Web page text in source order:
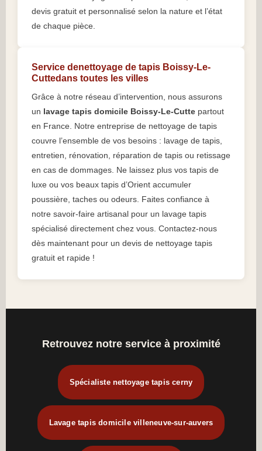
devis gratuit et personnalisé selon la nature et l’état
de chaque pièce.
Service denettoyage de tapis Boissy-Le-
Cuttedans toutes les villes
Grâce à notre réseau d’intervention, nous assurons
un lavage tapis domicile Boissy-Le-Cutte partout
en France. Notre entreprise de nettoyage de tapis
couvre l’ensemble de vos besoins : lavage de tapis,
entretien, rénovation, réparation de tapis ou retissage
en cas de dommages. Ne laissez plus vos tapis de
luxe ou vos beaux tapis d’Orient accumuler
poussière, taches ou odeurs. Faites confiance à
notre savoir-faire artisanal pour un lavage tapis
spécialisé directement chez vous. Contactez-nous
dès maintenant pour un devis de nettoyage tapis
gratuit et rapide !
Retrouvez notre service à proximité
Spécialiste nettoyage tapis cerny
Lavage tapis domicile villeneuve-sur-auvers